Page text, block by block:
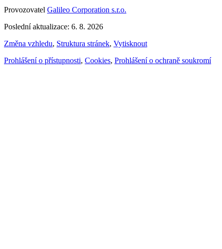
Provozovatel Galileo Corporation s.r.o.
Poslední aktualizace: 6. 8. 2026
Změna vzhledu, Struktura stránek, Vytisknout
Prohlášení o přístupnosti, Cookies, Prohlášení o ochraně soukromí